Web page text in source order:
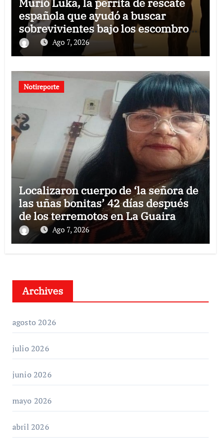
española que ayudó a buscar
sobrevivientes bajo los escombros
tras los terremotos
Ago 7, 2026
Notireporte
Localizaron cuerpo de ‘la señora de
las uñas bonitas’ 42 días después
de los terremotos en La Guaira
Ago 7, 2026
Archives
agosto 2026
julio 2026
junio 2026
mayo 2026
abril 2026